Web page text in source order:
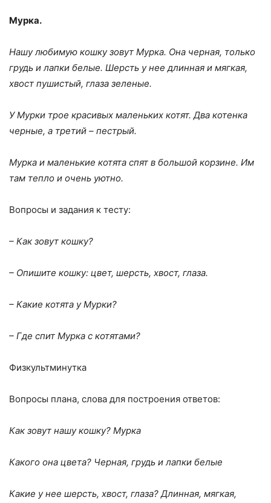
Мурка.
Нашу любимую кошку зовут Мурка. Она черная, только
грудь и лапки белые. Шерсть у нее длинная и мягкая,
хвост пушистый, глаза зеленые.
У Мурки трое красивых маленьких котят. Два котенка
черные, а третий – пестрый.
Мурка и маленькие котята спят в большой корзине. Им
там тепло и очень уютно.
Вопросы и задания к тесту:
– Как зовут кошку?
– Опишите кошку: цвет, шерсть, хвост, глаза.
– Какие котята у Мурки?
– Где спит Мурка с котятами?
Физкультминутка
Вопросы плана, слова для построения ответов:
Как зовут нашу кошку? Мурка
Какого она цвета? Черная, грудь и лапки белые
Какие у нее шерсть, хвост, глаза? Длинная, мягкая,